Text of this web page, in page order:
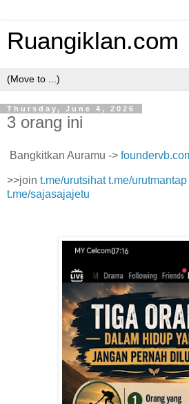
Ruangiklan.com
Thursday, June 4, 2026
3 orang ini
Bangkitkan Auramu ->
>>join t.me/urutsihat t.me/urutmantap
t.me/sajasajajetu